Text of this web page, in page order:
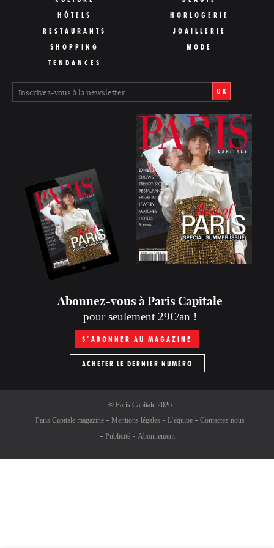
HÔTELS
RESTAURANTS
SHOPPING
TENDANCES
HORLOGERIE
JOAILLERIE
MODE
OK
Abonnez-vous à Paris Capitale
pour seulement 29€/an !
S’ABONNER AU MAGAZINE
ACHETER LE DERNIER NUMÉRO
© Paris Capitale2026
Paris Capitale magazine
Mentions légales L’équipe
Contactez-nous
Publicité
Abonnement